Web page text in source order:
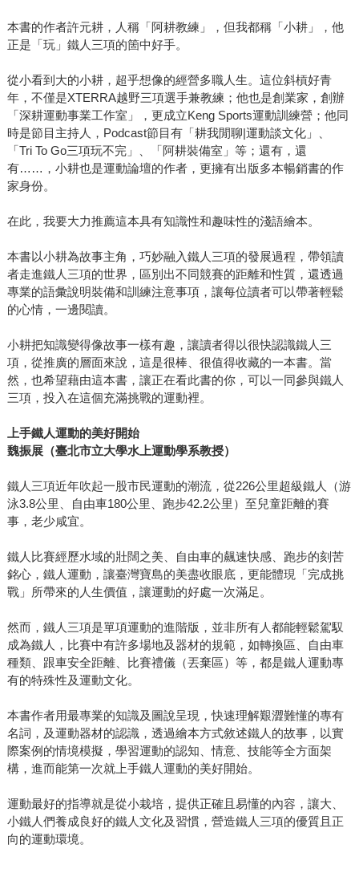
本書的作者許元耕，人稱「阿耕教練」，但我都稱「小耕」，他
正是「玩」鐵人三項的箇中好手。
從小看到大的小耕，超乎想像的經營多職人生。這位斜槓好青
年，不僅是XTERRA越野三項選手兼教練；他也是創業家，創辦
「深耕運動事業工作室」，更成立Keng Sports運動訓練營；他同
時是節目主持人，Podcast節目有「耕我閒聊|運動談文化」、
「Tri To Go三項玩不完」、「阿耕裝備室」等；還有，還
有……，小耕也是運動論壇的作者，更擁有出版多本暢銷書的作
家身份。
在此，我要大力推薦這本具有知識性和趣味性的淺語繪本。
本書以小耕為故事主角，巧妙融入鐵人三項的發展過程，帶領讀
者走進鐵人三項的世界，區別出不同競賽的距離和性質，還透過
專業的語彙說明裝備和訓練注意事項，讓每位讀者可以帶著輕鬆
的心情，一邊閱讀。
小耕把知識變得像故事一樣有趣，讓讀者得以很快認識鐵人三
項，從推廣的層面來說，這是很棒、很值得收藏的一本書。當
然，也希望藉由這本書，讓正在看此書的你，可以一同參與鐵人
三項，投入在這個充滿挑戰的運動裡。
上手鐵人運動的美好開始
魏振展（臺北市立大學水上運動學系教授）
鐵人三項近年吹起一股市民運動的潮流，從226公里超級鐵人（游
泳3.8公里、自由車180公里、跑步42.2公里）至兒童距離的賽
事，老少咸宜。
鐵人比賽經歷水域的壯闊之美、自由車的飆速快感、跑步的刻苦
銘心，鐵人運動，讓臺灣寶島的美盡收眼底，更能體現「完成挑
戰」所帶來的人生價值，讓運動的好處一次滿足。
然而，鐵人三項是單項運動的進階版，並非所有人都能輕鬆駕馭
成為鐵人，比賽中有許多場地及器材的規範，如轉換區、自由車
種類、跟車安全距離、比賽禮儀（丟棄區）等，都是鐵人運動專
有的特殊性及運動文化。
本書作者用最專業的知識及圖說呈現，快速理解艱澀難懂的專有
名詞，及運動器材的認識，透過繪本方式敘述鐵人的故事，以實
際案例的情境模擬，學習運動的認知、情意、技能等全方面架
構，進而能第一次就上手鐵人運動的美好開始。
運動最好的指導就是從小栽培，提供正確且易懂的內容，讓大、
小鐵人們養成良好的鐵人文化及習慣，營造鐵人三項的優質且正
向的運動環境。